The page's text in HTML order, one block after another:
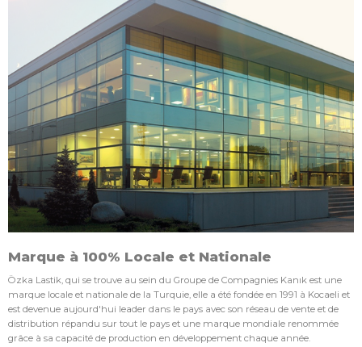
Marque à 100% Locale et Nationale
Özka Lastik, qui se trouve au sein du Groupe de Compagnies Kanık est une
marque locale et nationale de la Turquie, elle a été fondée en 1991 à Kocaeli et
est devenue aujourd'hui leader dans le pays avec son réseau de vente et de
distribution répandu sur tout le pays et une marque mondiale renommée
grâce à sa capacité de production en développement chaque année.